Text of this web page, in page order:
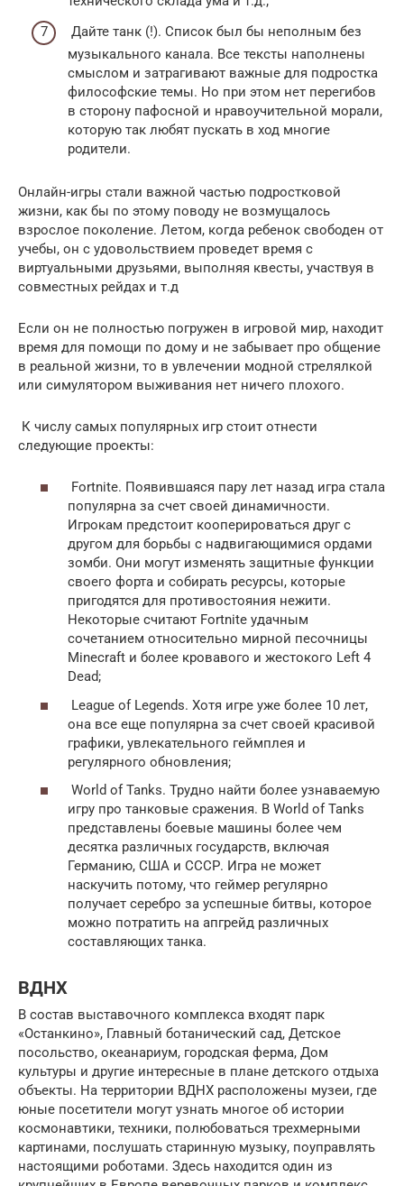
Дайте танк (!). Список был бы неполным без
музыкального канала. Все тексты наполнены
смыслом и затрагивают важные для подростка
философские темы. Но при этом нет перегибов
в сторону пафосной и нравоучительной морали,
которую так любят пускать в ход многие
родители.
Онлайн-игры стали важной частью подростковой
жизни, как бы по этому поводу не возмущалось
взрослое поколение. Летом, когда ребенок свободен от
учебы, он с удовольствием проведет время с
виртуальными друзьями, выполняя квесты, участвуя в
совместных рейдах и т.д
Если он не полностью погружен в игровой мир, находит
время для помощи по дому и не забывает про общение
в реальной жизни, то в увлечении модной стрелялкой
или симулятором выживания нет ничего плохого.
К числу самых популярных игр стоит отнести
следующие проекты:
Fortnite. Появившаяся пару лет назад игра стала
популярна за счет своей динамичности.
Игрокам предстоит кооперироваться друг с
другом для борьбы с надвигающимися ордами
зомби. Они могут изменять защитные функции
своего форта и собирать ресурсы, которые
пригодятся для противостояния нежити.
Некоторые считают Fortnite удачным
сочетанием относительно мирной песочницы
Minecraft и более кровавого и жестокого Left 4
Dead;
League of Legends. Хотя игре уже более 10 лет,
она все еще популярна за счет своей красивой
графики, увлекательного геймплея и
регулярного обновления;
World of Tanks. Трудно найти более узнаваемую
игру про танковые сражения. В World of Tanks
представлены боевые машины более чем
десятка различных государств, включая
Германию, США и СССР. Игра не может
наскучить потому, что геймер регулярно
получает серебро за успешные битвы, которое
можно потратить на апгрейд различных
составляющих танка.
ВДНХ
В состав выставочного комплекса входят парк
«Останкино», Главный ботанический сад, Детское
посольство, океанариум, городская ферма, Дом
культуры и другие интересные в плане детского отдыха
объекты. На территории ВДНХ расположены музеи, где
юные посетители могут узнать многое об истории
космонавтики, техники, полюбоваться трехмерными
картинами, послушать старинную музыку, поуправлять
настоящими роботами. Здесь находится один из